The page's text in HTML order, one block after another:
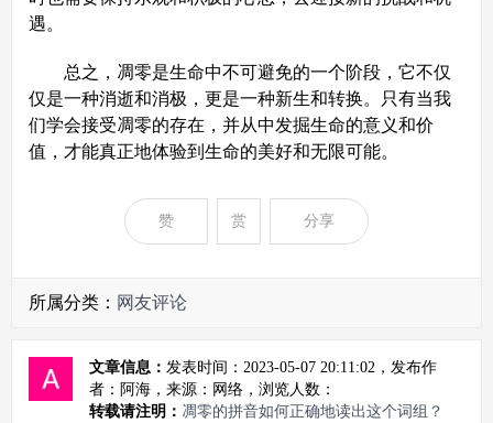
遇。
总之，凋零是生命中不可避免的一个阶段，它不仅
仅是一种消逝和消极，更是一种新生和转换。只有当我
们学会接受凋零的存在，并从中发掘生命的意义和价
值，才能真正地体验到生命的美好和无限可能。
赞 赏 分享
所属分类： 网友评论
文章信息： 发表时间：2023-05-07 20:11:02，发布作
者：阿海，来源：网络，浏览人数：
转载请注明： 凋零的拼音如何正确地读出这个词组？